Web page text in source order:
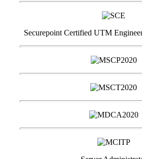
Securepoint Certified UTM